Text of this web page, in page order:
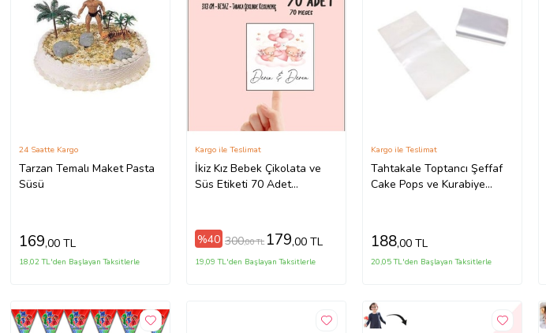
Tarzan Temalı Maket Pasta
Süsü
24 Saatte Kargo
169,00 TL
18,02 TL'den Başlayan Taksitlerle
İkiz Kız Bebek Çikolata ve
Süs Etiketi 70 Adet
Kargo ile Teslimat
%40 300,00 TL 179,00 TL
19,09 TL'den Başlayan Taksitlerle
Tahtakale Toptancı Şeffaf
Cake Pops ve Kurabiye
Kargo ile Teslimat
188,00 TL
20,05 TL'den Başlayan Taksitlerle